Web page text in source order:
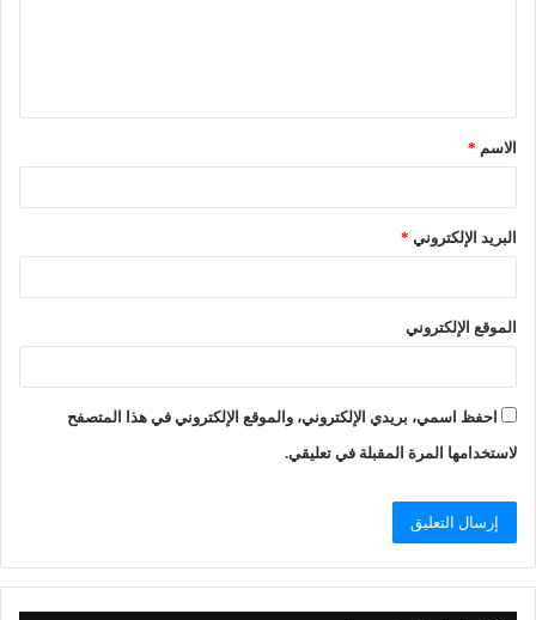
الاسم *
البريد الإلكتروني *
الموقع الإلكتروني
احفظ اسمي، بريدي الإلكتروني، والموقع الإلكتروني في هذا المتصفح
لاستخدامها المرة المقبلة في تعليقي.